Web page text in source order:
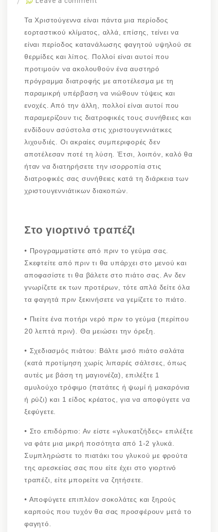
Τα Χριστούγεννα είναι πάντα μια περίοδος
εορταστικού κλίματος, αλλά, επίσης, τείνει να
είναι περίοδος κατανάλωσης φαγητού υψηλού σε
θερμίδες και λίπος. Πολλοί είναι αυτοί που
προτιμούν να ακολουθούν ένα αυστηρό
πρόγραμμα διατροφής με αποτέλεσμα με τη
παραμικρή υπέρβαση να νιώθουν τύψεις και
ενοχές. Από την άλλη, πολλοί είναι αυτοί που
παραμερίζουν τις διατροφικές τους συνήθειες και
ενδίδουν ασύστολα στις χριστουγεννιάτικες
λιχουδιές. Οι ακραίες συμπεριφορές δεν
αποτέλεσαν ποτέ τη λύση. Έτσι, λοιπόν, καλό θα
ήταν να διατηρήσετε την ισορροπία στις
διατροφικές σας συνήθειες κατά τη διάρκεια των
χριστουγεννιάτικων διακοπών.
Στο γιορτινό τραπέζι
• Προγραμματίστε από πριν το γεύμα σας.
Σκεφτείτε από πριν τι θα υπάρχει στο μενού και
αποφασίστε τι θα βάλετε στο πιάτο σας. Αν δεν
γνωρίζετε εκ των προτέρων, τότε απλά δείτε όλα
τα φαγητά πριν ξεκινήσετε να γεμίζετε το πιάτο.
• Πιείτε ένα ποτήρι νερό πριν το γεύμα (περίπου
20 λεπτά πριν). Θα μειώσει την όρεξη.
• Σχεδιασμός πιάτου: Βάλτε μισό πιάτο σαλάτα
(κατά προτίμηση χωρίς λιπαρές σάλτσες, όπως
αυτές με βάση τη μαγιονέζα), επιλέξτε 1
αμυλούχο τρόφιμο (πατάτες ή ψωμί ή μακαρόνια
ή ρύζι) και 1 είδος κρέατος, για να αποφύγετε να
ξεφύγετε.
• Στο επιδόρπιο: Αν είστε «γλυκατζήδες» επιλέξτε
να φάτε μια μικρή ποσότητα από 1-2 γλυκά.
Συμπληρώστε το πιατάκι του γλυκού με φρούτα
της αρεσκείας σας που είτε έχει στο γιορτινό
τραπέζι, είτε μπορείτε να ζητήσετε.
• Αποφύγετε επιπλέον σοκολάτες και ξηρούς
καρπούς που τυχόν θα σας προσφέρουν μετά το
φαγητό.